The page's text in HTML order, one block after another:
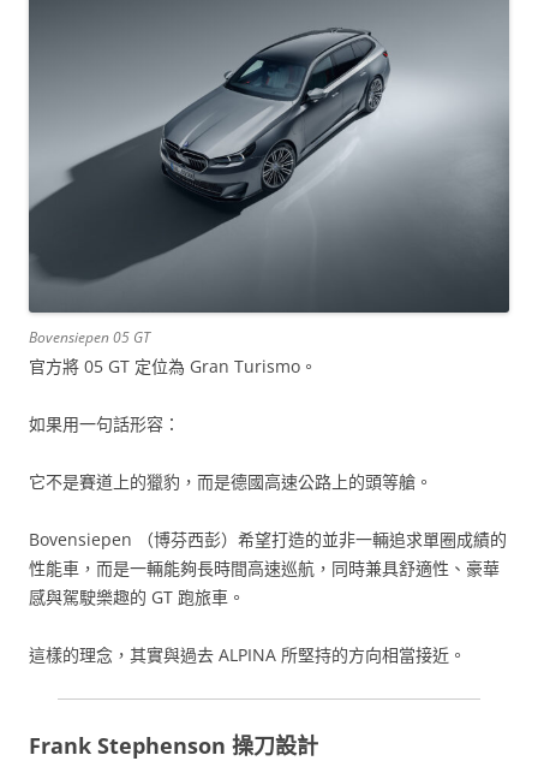
Bovensiepen 05 GT
官方將 05 GT 定位為 Gran Turismo。
如果用一句話形容：
它不是賽道上的獵豹，而是德國高速公路上的頭等艙。
Bovensiepen （博芬西彭）希望打造的並非一輛追求單圈成績的
性能車，而是一輛能夠長時間高速巡航，同時兼具舒適性、豪華
感與駕駛樂趣的 GT 跑旅車。
這樣的理念，其實與過去 ALPINA 所堅持的方向相當接近。
Frank Stephenson 操刀設計